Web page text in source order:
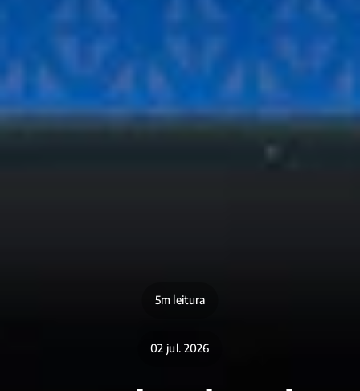
5m leitura
02 jul. 2026